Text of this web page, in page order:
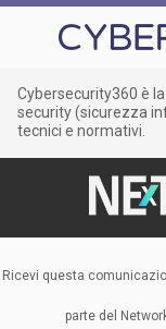
Cybersecurity360 è
security (sicurezza
tecnici e normativi.
Ricevi questa
parte del